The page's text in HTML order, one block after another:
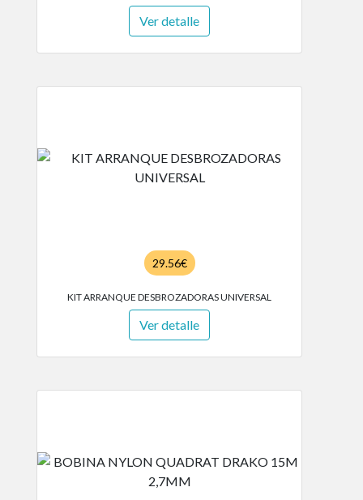
Ver detalle
29.56€
KIT ARRANQUE DESBROZADORAS UNIVERSAL
Ver detalle